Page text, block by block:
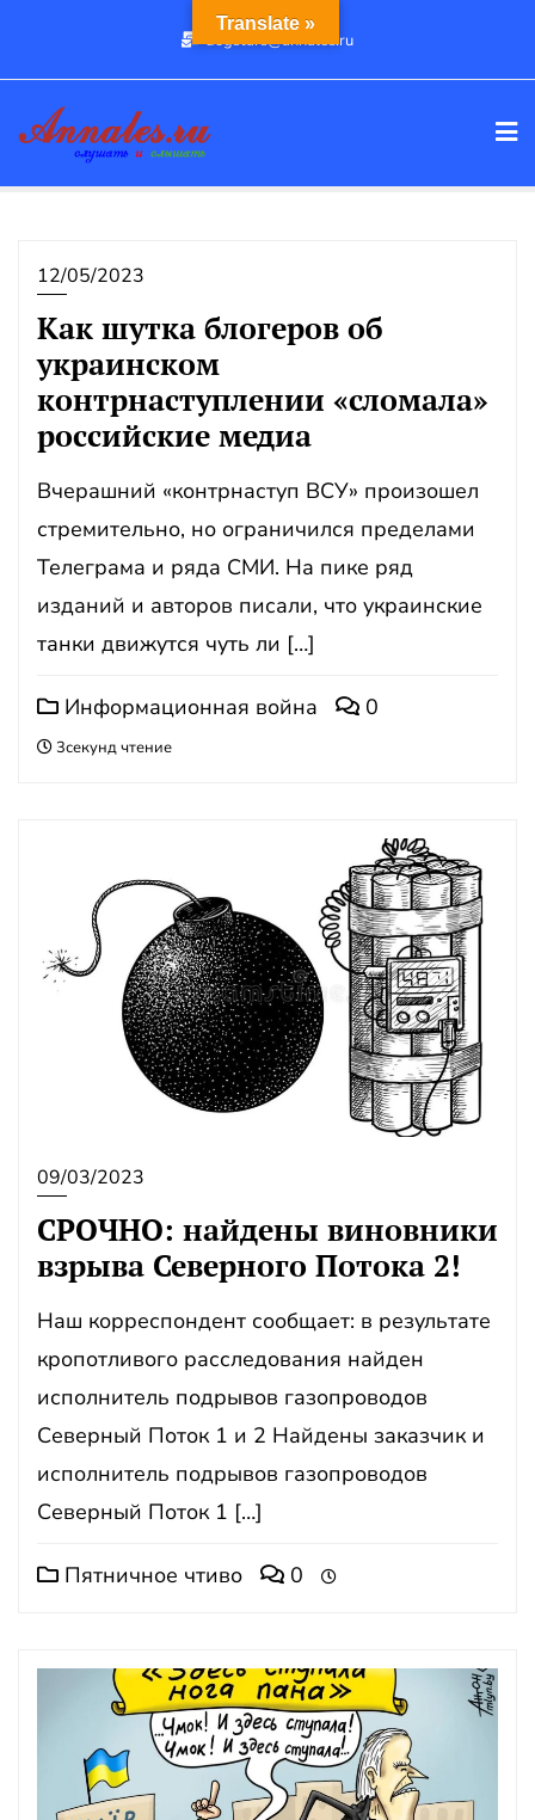
dogstars@annales.ru
12/05/2023
Как шутка блогеров об
украинском
контрнаступлении «сломала»
российские медиа
Вчерашний «контрнаступ ВСУ» произошел
стремительно, но ограничился пределами
Телеграма и ряда СМИ. На пике ряд
изданий и авторов писали, что украинские
танки движутся чуть ли […]
Информационная война 0
3секунд чтение
09/03/2023
СРОЧНО: найдены виновники
взрыва Северного Потока 2!
Наш корреспондент сообщает: в результате
кропотливого расследования найден
исполнитель подрывов газопроводов
Северный Поток 1 и 2 Найдены заказчик и
исполнитель подрывов газопроводов
Северный Поток 1 […]
Пятничное чтиво 0
Translate »